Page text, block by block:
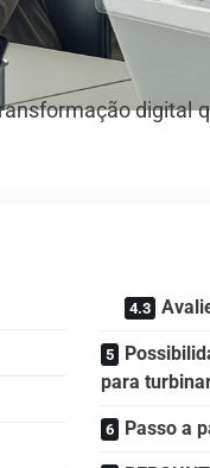
digital
para
Passo a